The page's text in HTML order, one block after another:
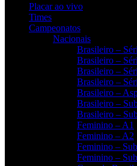
Placar ao vivo
Times
Campeonatos
Nacionais
Brasileiro –
Brasileiro –
Brasileiro –
Brasileiro –
Brasileiro –
Brasileiro –
Brasileiro –
Feminino – A1
Feminino – A2
Feminino –
Feminino –